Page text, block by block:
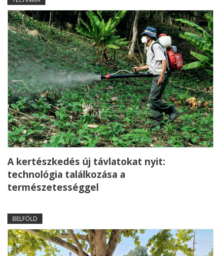
A kertészkedés új távlatokat nyit:
technológia találkozása a
természetességgel
BELFÖLD